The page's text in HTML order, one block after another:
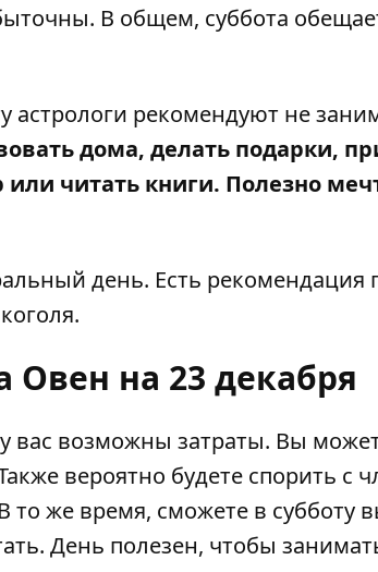
В общем, суббота
астрологи рекомендуют не
дома, делать подарки,
читать книги. Полезно
день. Есть
Овен на 23 декабря
вас возможны затраты. Вы
вероятно будете спорить с
то же время, сможете в субботу
День полезен, чтобы